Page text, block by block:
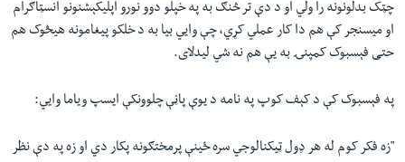
چټک بدلونونه را ولي او د دې تر څنګ به په خپلو دوو نورو اپلیکېشنونو انسټاګرام
او میسنجر کې هم دا کار عملي کړي، چې وایي بیا به د خلکو پیغامونه هیڅوک هم
حتی فېسبوک کمپنۍ به یې هم نه شي لیدلای.
په فېسبوک کې د کېف کوپ په نامه د یوې پاڼې چلوونکې ایسپ ویاما وایي:
"زه فکر کوم له هر ډول ټیکنالوجي سره ځینې پرمختګونه پکار دي او زه په دې نظر